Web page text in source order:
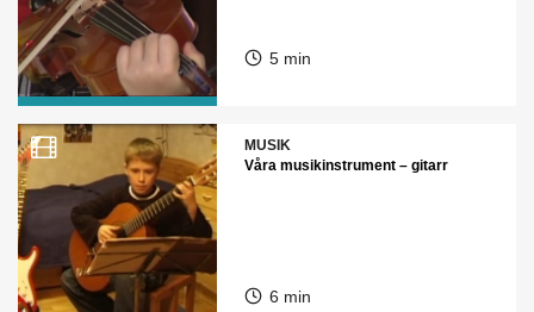
5 min
MUSIK
Våra musikinstrument – gitarr
6 min